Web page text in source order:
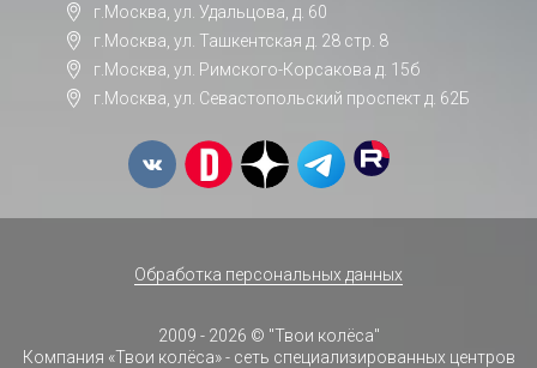
г.Москва, ул. Удальцова, д. 60
г.Москва, ул. Ташкентская д. 28 стр. 8
г.Москва, ул. Римского-Корсакова д. 15б
г.Москва, ул. Севастопольский проспект д. 62Б
2009 - 2026 © "Твои колёса"
Компания «Твои колёса» - сеть специализированных центров
Обработка персональных данных